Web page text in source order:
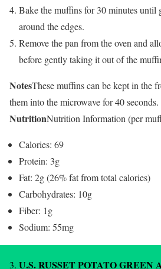
Bake the muffins for 30 minutes until
around the edges.
Remove the pan from the oven and
before gently taking it out of the
NotesThese muffins can be kept in the
them into the microwave for 40 seconds.
NutritionNutrition Information (per
Calories: 69
Protein: 3g
Fat: 2g (26% fat from total calories)
Carbohydrates: 10g
Fiber: 1g
Sodium: 55mg
3. U.S. RUSSET POTATO GREEN